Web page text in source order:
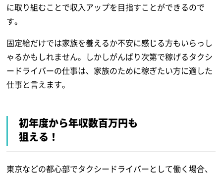
に取り組むことで収入アップを目指すことができるので
す。
固定給だけでは家族を養えるか不安に感じる方もいらっし
ゃるかもしれません。しかしがんばり次第で稼げるタクシ
ードライバーの仕事は、家族のために稼ぎたい方に適した
仕事と言えます。
初年度から年収数百万円も
狙える！
東京などの都心部でタクシードライバーとして働く場合、